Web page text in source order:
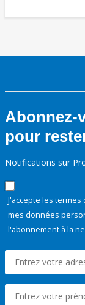
Abonnez-
pour
Notifications sur
J'accepte les termes
mes données
l'abonnement à la